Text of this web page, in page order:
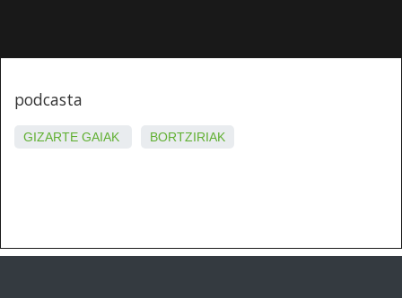
podcasta
GIZARTE GAIAK BORTZIRIAK